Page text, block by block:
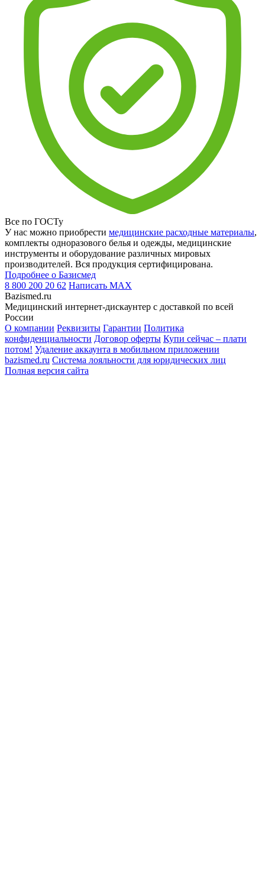
Все по ГОСТу
У нас можно приобрести медицинские расходные материалы,
комплекты одноразового белья и одежды, медицинские
инструменты и оборудование различных мировых
производителей. Вся продукция сертифицирована.
Подробнее о Базисмед
8 800 200 20 62 Написать MAX
Bazismed.ru
Медицинский интернет-дискаунтер с доставкой по всей
России
О компании Реквизиты Гарантии Политика
конфиденциальности Договор оферты Купи сейчас – плати
потом! Удаление аккаунта в мобильном приложении
bazismed.ru Система лояльности для юридических лиц
Полная версия сайта